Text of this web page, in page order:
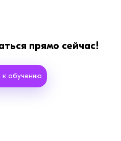
прямо сейчас!
к обучению